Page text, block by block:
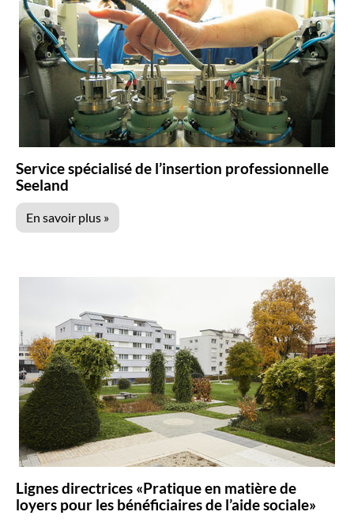
Service spécialisé de l’insertion professionnelle
Seeland
En savoir plus »
Lignes directrices «Pratique en matière de
loyers pour les bénéficiaires de l’aide sociale»